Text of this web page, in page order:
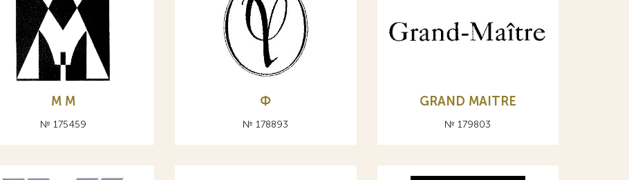
М M
№ 175459
Ф
№ 178893
GRAND MAITRE
№ 179803